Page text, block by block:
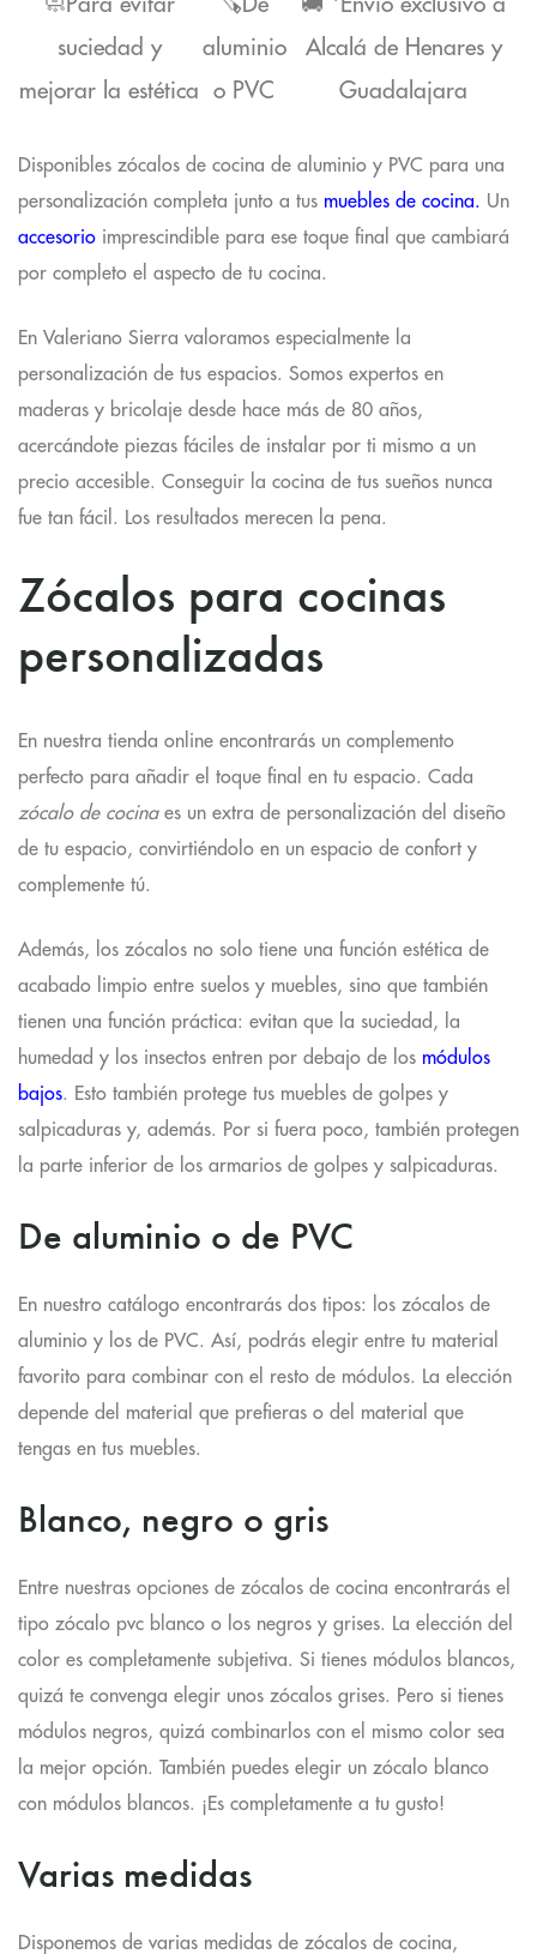
🧼Para evitar
suciedad y
mejorar la estética
🪚De
aluminio
o PVC
🚚 *Envío exclusivo a
Alcalá de Henares y
Guadalajara
Disponibles zócalos de cocina de aluminio y PVC para una
personalización completa junto a tus muebles de cocina. Un
accesorio imprescindible para ese toque final que cambiará
por completo el aspecto de tu cocina.
En Valeriano Sierra valoramos especialmente la
personalización de tus espacios. Somos expertos en
maderas y bricolaje desde hace más de 80 años,
acercándote piezas fáciles de instalar por ti mismo a un
precio accesible. Conseguir la cocina de tus sueños nunca
fue tan fácil. Los resultados merecen la pena.
Zócalos para cocinas
personalizadas
En nuestra tienda online encontrarás un complemento
perfecto para añadir el toque final en tu espacio. Cada
zócalo de cocinaes un extra de personalización del diseño
de tu espacio, convirtiéndolo en un espacio de confort y
complemente tú.
Además, los zócalos no solo tiene una función estética de
acabado limpio entre suelos y muebles, sino que también
tienen una función práctica: evitan que la suciedad, la
humedad y los insectos entren por debajo de los módulos
bajos. Esto también protege tus muebles de golpes y
salpicaduras y, además. Por si fuera poco, también protegen
la parte inferior de los armarios de golpes y salpicaduras.
De aluminio o de PVC
En nuestro catálogo encontrarás dos tipos:
los zócalos de
aluminio y los de PVC. Así, podrás elegir entre tu material
favorito para combinar con el resto de módulos. La elección
depende del material que prefieras o del material que
tengas en tus muebles.
Blanco, negro o gris
Entre nuestras opciones de zócalos de cocina encontrarás el
tipo zócalo pvc blanco o los negros y grises.
La elección del
color es completamente subjetiva. Si tienes módulos blancos,
quizá te convenga elegir unos zócalos grises. Pero si tienes
módulos negros, quizá combinarlos con el mismo color sea
la mejor opción. También puedes elegir un zócalo blanco
con módulos blancos. ¡Es completamente a tu gusto!
Varias medidas
Disponemos de varias medidas de zócalos de cocina,